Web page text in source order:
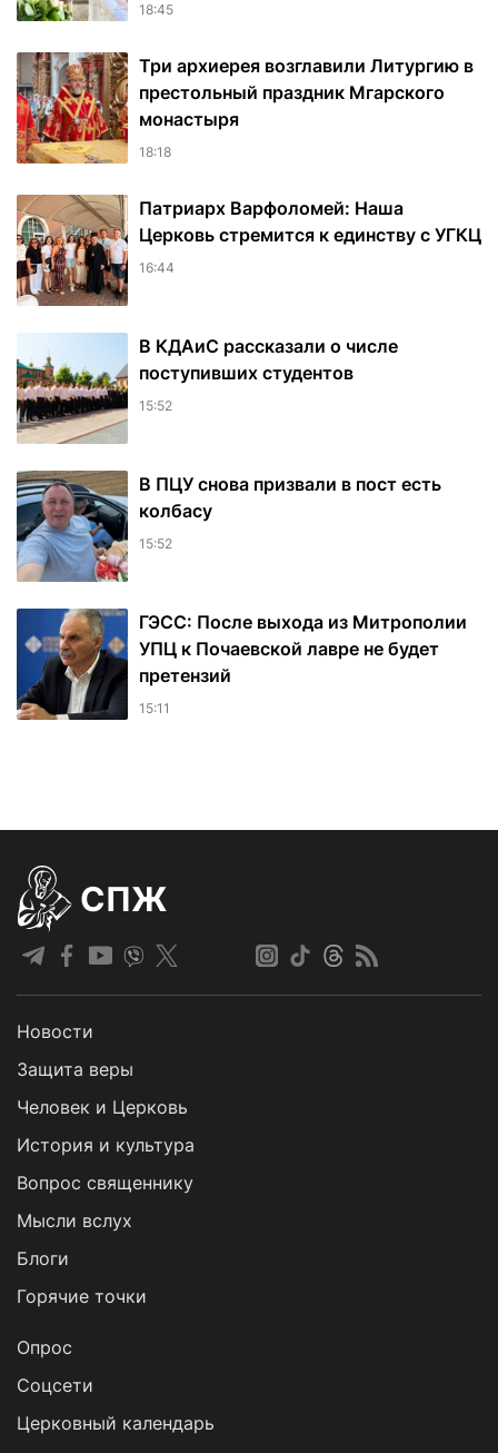
18:45
Три архиерея возглавили Литургию в
престольный праздник Мгарского
монастыря
18:18
Патриарх Варфоломей: Наша
Церковь стремится к единству с УГКЦ
16:44
В КДАиС рассказали о числе
поступивших студентов
15:52
В ПЦУ снова призвали в пост есть
колбасу
15:52
ГЭСС: После выхода из Митрополии
УПЦ к Почаевской лавре не будет
претензий
15:11
СПЖ
Новости
Защита веры
Человек и Церковь
История и культура
Вопрос священнику
Мысли вслух
Блоги
Горячие точки
Опрос
Cоцсети
Церковный календарь